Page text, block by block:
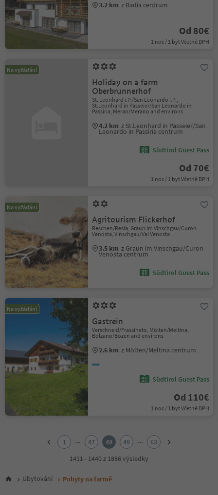
3.2 km z Badia centrum
Od 80€
1 noc / 1 byt Včetně DPH
Na vyžádání
Holiday on a farm
Oberbrunnerhof
St. Leonhard i.P./San Leonardo i.P.,
St.Leonhard in Passeier/San Leonardo in
Passiria, Meran/Merano and environs
4.2 km z St.Leonhard in Passeier/San
Leonardo in Passiria centrum
Südtirol Guest Pass
Od 70€
1 noc / 1 byt Včetně DPH
Na vyžádání
Agritourism Flickerhof
Reschen/Resia, Graun im Vinschgau/Curon
Venosta, Vinschgau/Val Venosta
3.5 km z Graun im Vinschgau/Curon
Venosta centrum
Südtirol Guest Pass
Na vyžádání
Gastrein
Verschneid/Frassineto, Mölten/Meltina,
Bolzano/Bozen and environs
2.6 km z Mölten/Meltina centrum
Südtirol Guest Pass
Od 110€
1 noc / 1 byt Včetně DPH
6
1 ... 47 48 49 ...
63
1411 - 1440 z 1886 výsledky
Ubytování Pobyty na farmě